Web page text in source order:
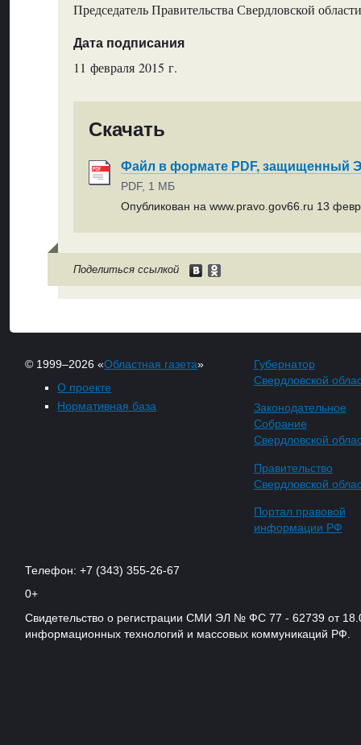
Председатель Правительства Свердловской
Дата подписания
11 февраля 2015 г.
Скачать
Файл в формате PDF, защищенный
PDF, 1 МБ
Опубликован на www.pravo.gov66.ru 13
Поделиться ссылкой
© 1999–2026 «Областная газета»
О проекте
Нормативная база
Губернатор
Свердловской
Законодательное
Собрание
Свердловской
Правительство
Свердловской
Портал правовой
информации РФ
Телефон: +7 (343) 355-26-67
0+
Свидетельство о регистрации СМИ ЭЛ № ФС 77 - 62739 от
информационных технологий и массовых коммуникаций РФ.